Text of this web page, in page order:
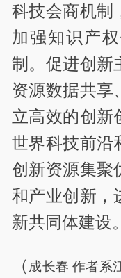
科技会商机制
加强知识产
制。促进创新
资源数据共享
立高效的创新
世界科技前沿
创新资源集聚
和产业创新，
新共同体建设。
（ 成长春作者系